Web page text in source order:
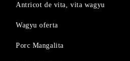
Antricot de vita, vita wagyu
Wagyu oferta
Porc Mangalita